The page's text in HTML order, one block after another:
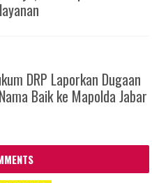
DRP Laporkan Dugaan
Baik ke Mapolda Jabar